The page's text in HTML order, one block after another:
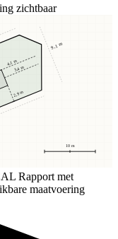
zichtbaar
10 m
2,9 m
3,4 m
4,1 m
9,1 m
Rapport met
maatvoering